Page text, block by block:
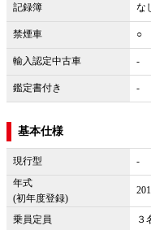
記録簿 な
禁煙車 ○
輸入認定中古車 -
鑑定書付き -
基本仕様
現行型 -
年式
(初年度登録)
乗員定員 ３